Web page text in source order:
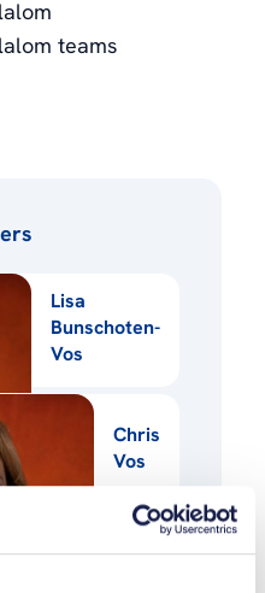
teams
Lisa
Bunschoten-
Vos
Chris
Vos